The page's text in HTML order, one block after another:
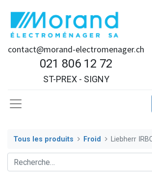
contact@morand-electromenager.ch
021 806 12 72
ST-PREX - SIGNY
Tous les produits Froid Liebherr